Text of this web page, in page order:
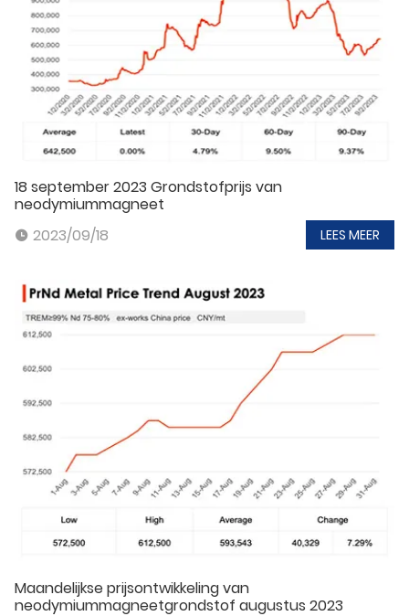
18 september 2023 Grondstofprijs van
neodymiummagneet
2023/09/18
LEES MEER
Maandelijkse prijsontwikkeling van
neodymiummagneetgrondstof augustus 2023